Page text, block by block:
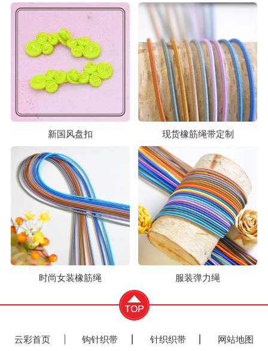
新国风盘扣 现货橡筋绳带定制
时尚女装橡筋绳 服装弹力绳
云彩首页 钩针织带 针织织带 网站地图